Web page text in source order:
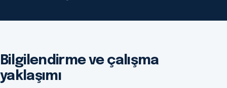
Bilgilendirme ve çalışma
yaklaşımı